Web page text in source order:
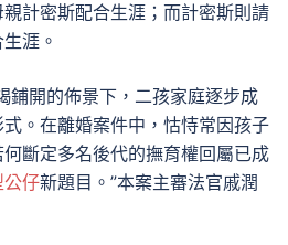
計密斯配合生涯；而計密斯則請
涯。
鋪開的佈景下，二孩家庭逐步成
。在離婚案件中，怙恃常因孩子
斷定多名後代的撫育權回屬已成
公仔新題目。”本案主審法官戚潤